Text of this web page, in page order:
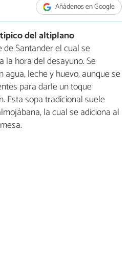
Añádenos en Google
del altiplano
de Santander el cual se
la hora del desayuno. Se
leche y huevo, aunque se
para darle un toque
Esta sopa tradicional suele
la cual se adiciona al